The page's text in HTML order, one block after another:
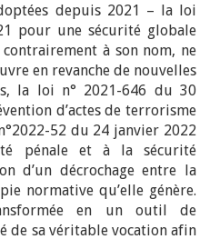
depuis 2021 – la loi
pour une sécurité globale
à son nom, ne
en revanche de nouvelles
la loi n° 2021-646 du 30
d’actes de terrorisme
52 du 24 janvier 2022
pénale et à la sécurité
d’un décrochage entre la
normative qu’elle génère.
en un outil de
de sa véritable vocation afin